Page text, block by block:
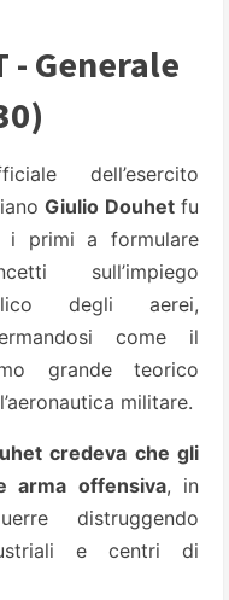
- Generale
dell’esercito
Giulio Douhetfu
i primi a formulare
sull’impiego
degli aerei,
come il
grande teorico
militare.
credeva che gli
arma offensiva, in
distruggendo
e centri di